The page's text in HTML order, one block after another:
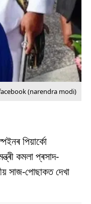
(narendra modi)
পিয়াৰ্কো
কমলা প্ৰসাদ-
সাজ-পোছাকত দেখা